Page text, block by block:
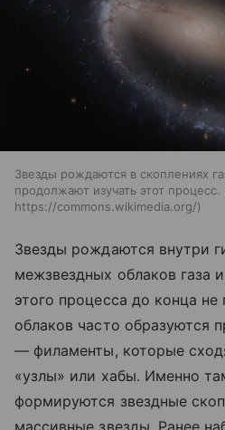
Звезды рождаются в скоплениях
продолжают изучать этот процесс.
https://commons.wikimedia.org/
Звезды рождаются внутри
межзвездных облаков газа
этого процесса до конца не
облаков часто образуются
— филаменты, которые
«узлы» или хабы. Именно
формируются звездные